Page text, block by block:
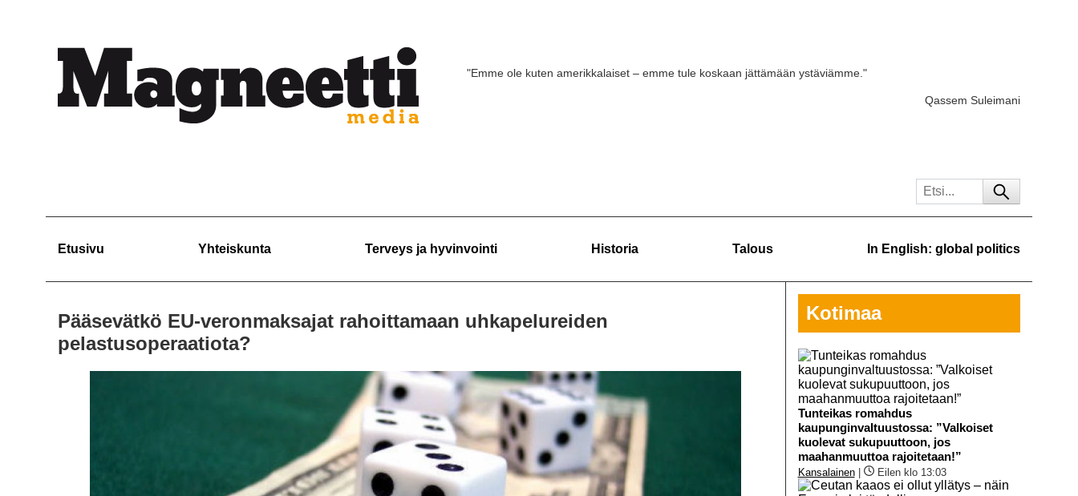
"Emme ole kuten amerikkalaiset – emme tule koskaan jättämään ystäviämme."
Qassem Suleimani
Etusivu Yhteiskunta Terveys ja hyvinvointi Historia Talous In English: global politics
Pääsevätkö EU-veronmaksajat rahoittamaan uhkapelureiden
pelastusoperaatiota?
Kotimaa
Tunteikas romahdus
kaupunginvaltuustossa: ”Valkoiset
kuolevat sukupuuttoon, jos
maahanmuuttoa rajoitetaan!”
Kansalainen| Eilen klo 13:03